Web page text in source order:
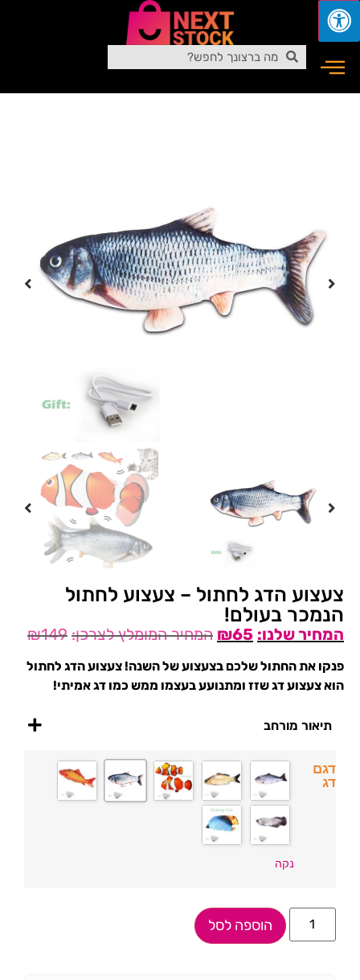
צעצוע הדג לחתול – צעצוע לחתול
הנמכר בעולם!
₪149 ₪65
פנקו את החתול שלכם בצעצוע של השנה! צעצוע הדג לחתול
הוא צעצוע דג שזז ומתנועע בעצמו ממש כמו דג אמיתי!
תיאור מורחב
דגם
דג
נקה
הוספה לסל